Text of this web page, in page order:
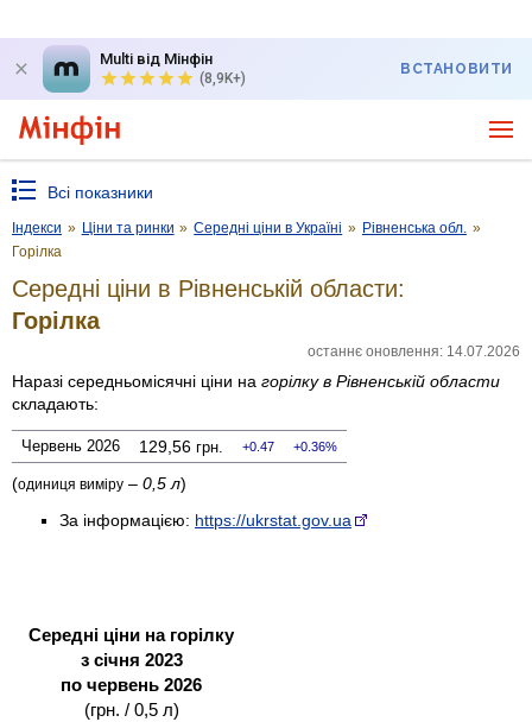
Multi від Мінфін
(8,9K+)
ВСТАНОВИТИ
Всі показники
Індекси » Ціни та ринки » Середні ціни в Україні » Рівненська обл. »
Горілка
Середні ціни в Рівненській области:
Горілка
останнє оновлення: 14.07.2026
Наразі середньомісячні ціни на горілку в Рівненській области
складають:
Червень 2026 129,56 грн. 0.47 0.36%
(одиниця виміру – 0,5 л)
За інформацією: https://ukrstat.gov.ua
Середні ціни на горілку
з січня 2023
по червень 2026
(грн. / 0,5 л)